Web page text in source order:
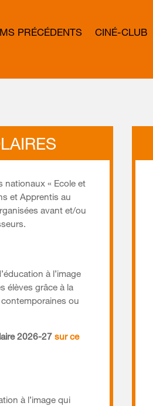
PRÉCÉDENTS CINÉ-CLUB
nationaux « Ecole et
et Apprentis au
avant et/ou
à l’image
élèves grâce à la
ou
2026-27sur ce
à l’image qui